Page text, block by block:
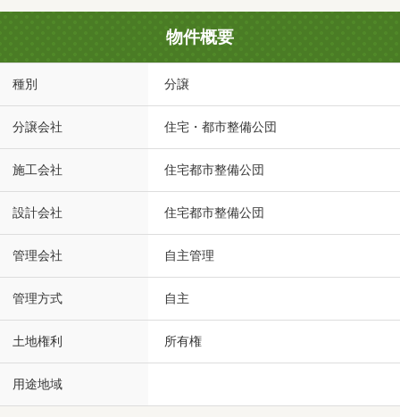
物件概要
種別 分譲
分譲会社 住宅・都市整備公団
施工会社 住宅都市整備公団
設計会社 住宅都市整備公団
管理会社 自主管理
管理方式 自主
土地権利 所有権
用途地域